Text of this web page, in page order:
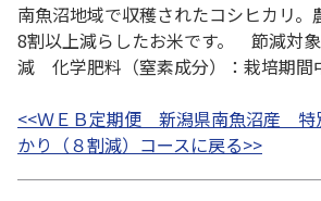
南魚沼地域で収穫されたコシヒカリ。
8割以上減らしたお米です。 節減対
減 化学肥料（窒素成分）：栽培期間
<<ＷＥＢ定期便 新潟県南魚沼産
かり（８割減）コースに戻る>>